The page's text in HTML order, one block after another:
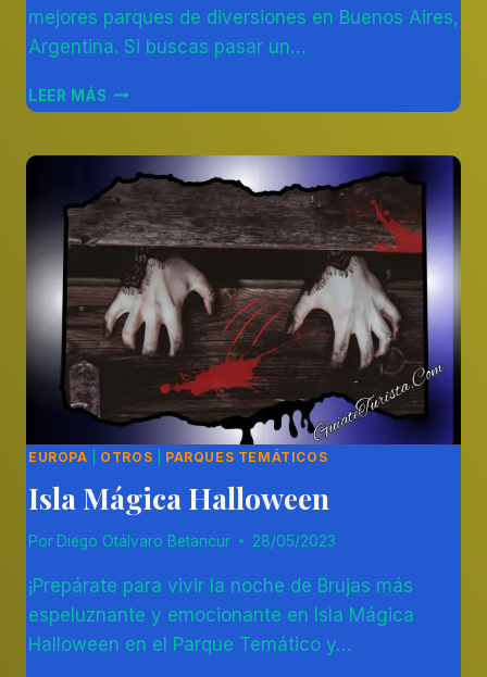
mejores parques de diversiones en Buenos Aires,
Argentina. Si buscas pasar un…
LEER MÁS LOS
MEJORES
DE
DIVERSIONES
EN
BUENOS
AIRES
EUROPA OTROS PARQUES TEMÁTICOS
Isla Mágica Halloween
Por Diego Otálvaro Betancur 28/05/2023
¡Prepárate para vivir la noche de Brujas más
espeluznante y emocionante en Isla Mágica
Halloween en el Parque Temático y…